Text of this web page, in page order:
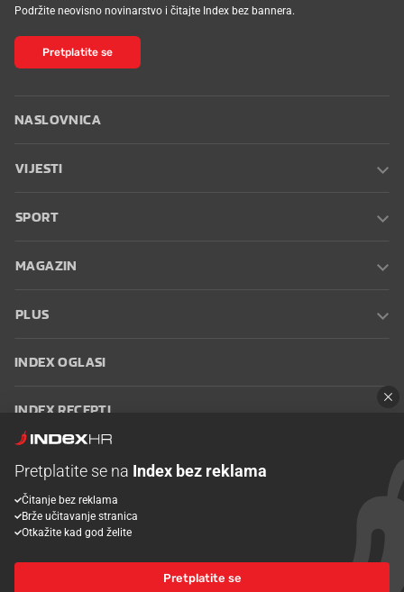
Podržite neovisno novinarstvo i čitajte Index bez bannera.
Pretplatite se
NASLOVNICA
VIJESTI
SPORT
MAGAZIN
PLUS
INDEX OGLASI
INDEX RECEPTI
Oglašavanje Zaposli se na Indexu
korištenja
Postavke kolačića
Pretplatite se na Index bez reklama
Čitanje bez reklama
Brže učitavanje stranica
Otkažite kad god želite
Pretplatite se